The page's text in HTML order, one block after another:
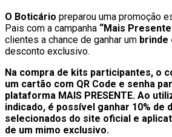
O Boticário preparou uma promoção
Pais com a campanha “Mais
clientes a chance de ganhar um brinde
desconto exclusivo.
Na compra de kits participantes, o
um cartão com QR Code e senha
plataforma MAIS PRESENTE. Ao
indicado, é possível ganhar 10% de
selecionados do site oficial e
de um mimo exclusivo.